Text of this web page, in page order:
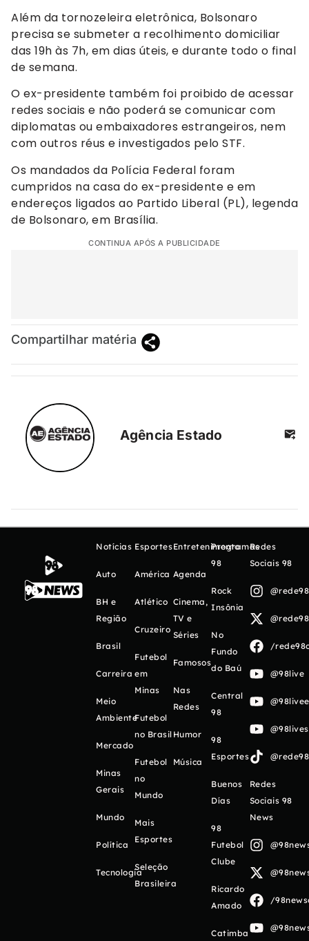
Além da tornozeleira eletrônica, Bolsonaro
precisa se submeter a recolhimento domiciliar
das 19h às 7h, em dias úteis, e durante todo o final
de semana.
O ex-presidente também foi proibido de acessar
redes sociais e não poderá se comunicar com
diplomatas ou embaixadores estrangeiros, nem
com outros réus e investigados pelo STF.
Os mandados da Polícia Federal foram
cumpridos na casa do ex-presidente e em
endereços ligados ao Partido Liberal (PL), legenda
de Bolsonaro, em Brasília.
CONTINUA APÓS A PUBLICIDADE
Compartilhar matéria
Agência Estado
Notícias
Auto
BH e
Região
Brasil
Carreira
Meio
Ambiente
Mercado
Minas
Gerais
Mundo
Política
Tecnologia
Esportes
América
Atlético
Cruzeiro
Futebol
em
Minas
Futebol
no Brasil
Futebol
no
Mundo
Mais
Esportes
Seleção
Brasileira
Entretenimento
Agenda
Cinema,
TV e
Séries
Famosos
Nas
Redes
Humor
Música
Programas
98
Rock
Insônia
No
Fundo
do Baú
Central
98
98
Esportes
Buenos
Días
98
Futebol
Clube
Ricardo
Amado
Catimba
Redes
Sociais 98
/
@98live
Redes
Sociais 98
News
/